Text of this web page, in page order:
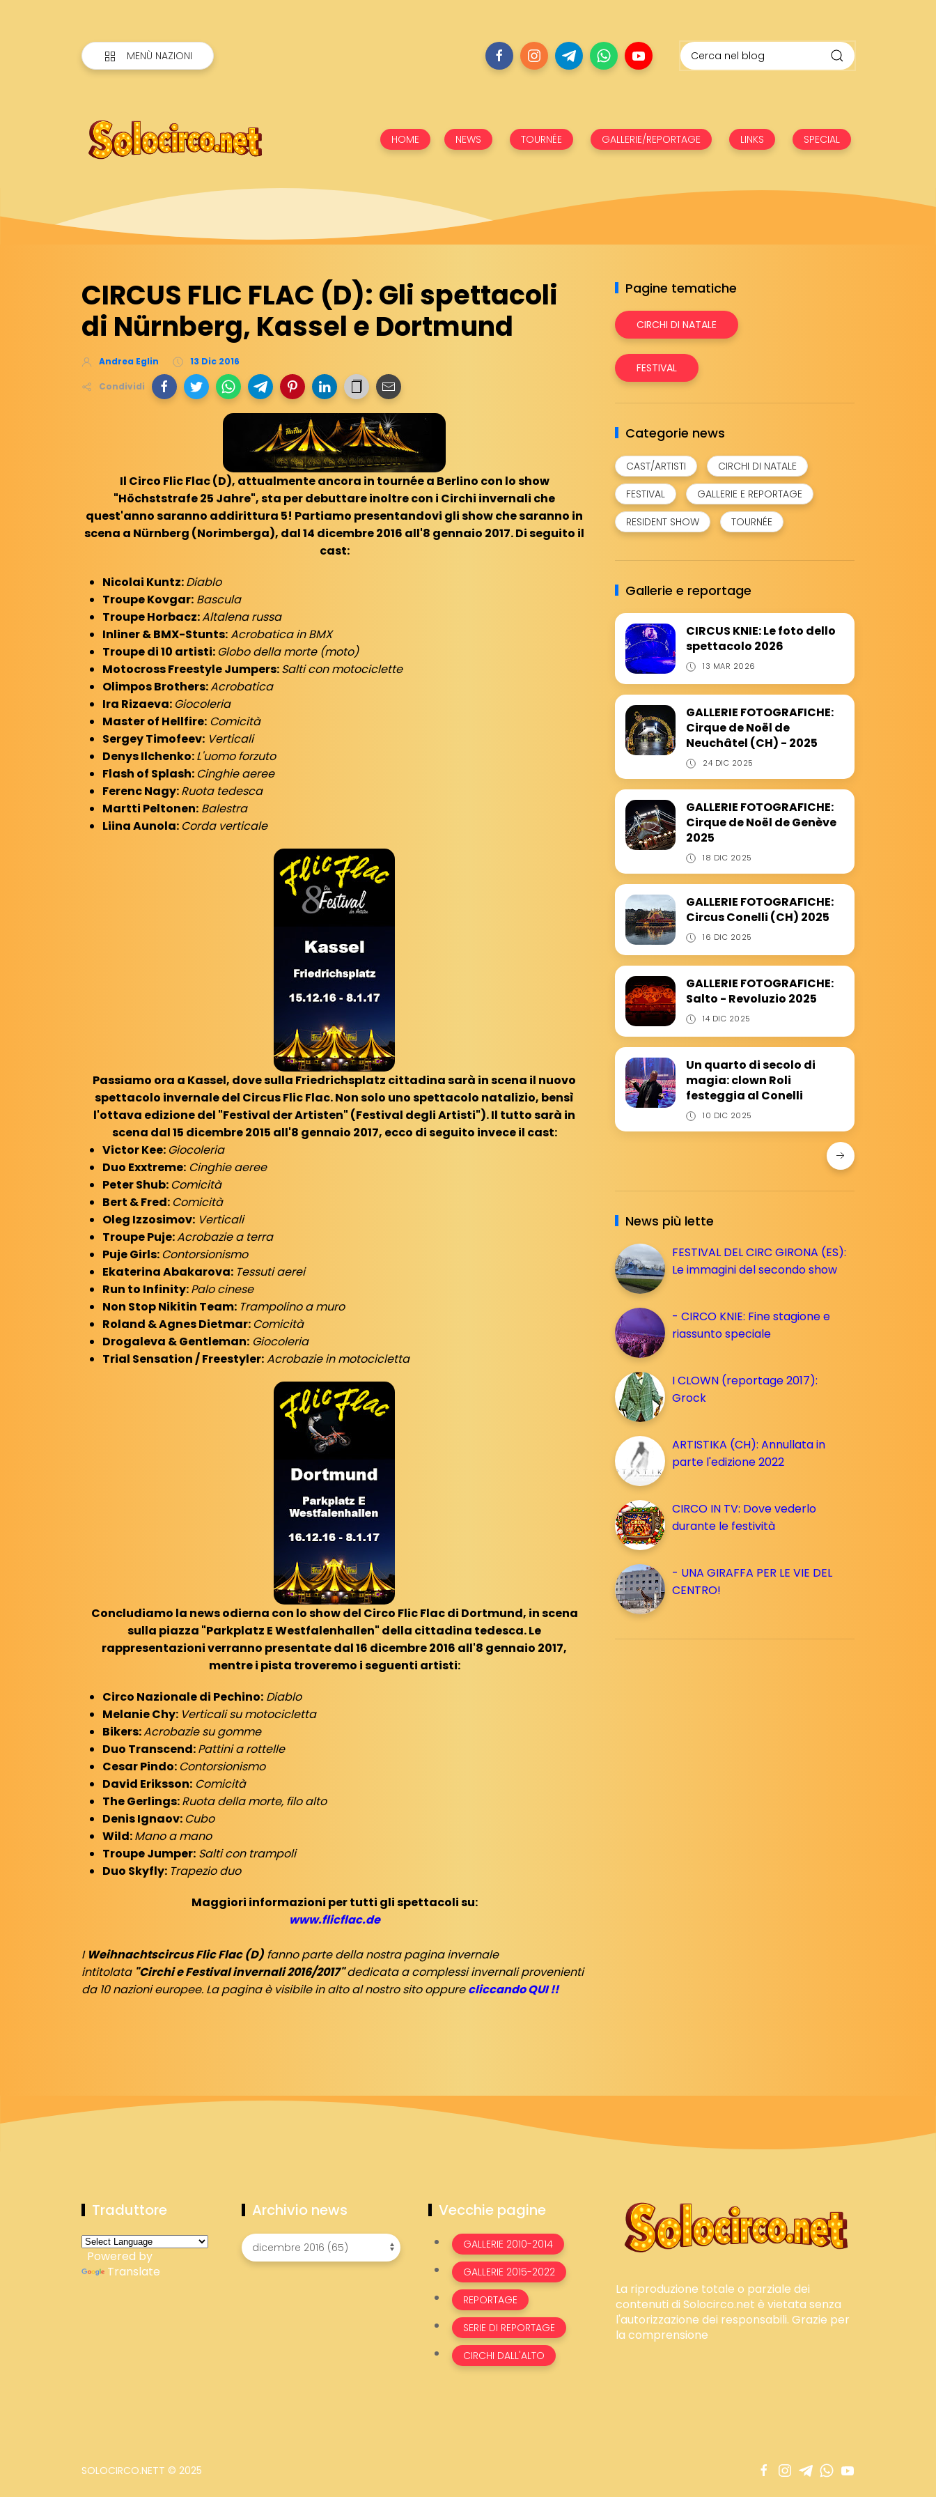
MENÙ NAZIONI
HOME NEWS TOURNÉE GALLERIE/REPORTAGE LINKS SPECIAL
CIRCUS FLIC FLAC (D): Gli spettacoli
di Nürnberg, Kassel e Dortmund
Andrea Eglin 13 Dic 2016
Condividi
Il Circo Flic Flac (D), attualmente ancora in tournée a Berlino con lo show
"Höchststrafe 25 Jahre", sta per debuttare inoltre con i Circhi invernali che
quest'anno saranno addirittura 5! Partiamo presentandovi gli show che saranno in
scena a Nürnberg (Norimberga), dal 14 dicembre 2016 all'8 gennaio 2017. Di seguito il
cast:
Nicolai Kuntz:Diablo
Troupe Kovgar: Bascula
Troupe Horbacz:Altalena russa
Inliner & BMX-Stunts:Acrobatica in BMX
Troupe di 10 artisti: Globo della morte (moto)
Motocross Freestyle Jumpers:Salti con motociclette
Olimpos Brothers:Acrobatica
Ira Rizaeva: Giocoleria
Master of Hellfire: Comicità
Sergey Timofeev: Verticali
Denys Ilchenko:L'uomo forzuto
Flash of Splash: Cinghie aeree
Ferenc Nagy:Ruota tedesca
Martti Peltonen: Balestra
Liina Aunola: Corda verticale
Passiamo ora a Kassel, dove sulla Friedrichsplatz cittadina sarà in scena il nuovo
spettacolo invernale del Circus Flic Flac. Non solo uno spettacolo natalizio, bensì
l'ottava edizione del "Festival der Artisten" (Festival degli Artisti"). Il tutto sarà in
scena dal 15 dicembre 2015 all'8 gennaio 2017, ecco di seguito invece il cast:
Victor Kee: Giocoleria
Duo Exxtreme: Cinghie aeree
Peter Shub: Comicità
Bert & Fred: Comicità
Oleg Izzosimov: Verticali
Troupe Puje:Acrobazie a terra
Puje Girls: Contorsionismo
Ekaterina Abakarova: Tessuti aerei
Run to Infinity:Palo cinese
Non Stop Nikitin Team: Trampolino a muro
Roland & Agnes Dietmar: Comicità
Drogaleva & Gentleman: Giocoleria
Trial Sensation / Freestyler:Acrobazie in motocicletta
Concludiamo la news odierna con lo show del Circo Flic Flac di Dortmund, in scena
sulla piazza "Parkplatz E Westfalenhallen" della cittadina tedesca. Le
rappresentazioni verranno presentate dal 16 dicembre 2016 all'8 gennaio 2017,
mentre i pista troveremo i seguenti artisti:
Circo Nazionale di Pechino: Diablo
Melanie Chy: Verticali su motocicletta
Bikers:Acrobazie su gomme
Duo Transcend:Pattini a rottelle
Cesar Pindo: Contorsionismo
David Eriksson: Comicità
The Gerlings:Ruota della morte, filo alto
Denis Ignaov: Cubo
Wild:Mano a mano
Troupe Jumper: Salti con trampoli
Duo Skyfly: Trapezio duo
Maggiori informazioni per tutti gli spettacoli su:
www.flicflac.de
I Weihnachtscircus Flic Flac (D) fanno parte della nostra pagina invernale
intitolata "Circhi e Festival invernali 2016/2017"dedicata a complessi invernali provenienti
da 10 nazioni europee. La pagina è visibile in alto al nostro sito oppurecliccando QUI !!
Pagine tematiche
CIRCHI DI NATALE
FESTIVAL
Categorie news
CAST/ARTISTI
CIRCHI DI NATALE
FESTIVAL
GALLERIE E REPORTAGE
RESIDENT SHOW
TOURNÉE
Gallerie e reportage
CIRCUS KNIE: Le foto dello
spettacolo 2026
13 MAR 2026
GALLERIE FOTOGRAFICHE:
Cirque de Noël de
Neuchâtel (CH) - 2025
24 DIC 2025
GALLERIE FOTOGRAFICHE:
Cirque de Noël de Genève
2025
18 DIC 2025
GALLERIE FOTOGRAFICHE:
Circus Conelli (CH) 2025
16 DIC 2025
GALLERIE FOTOGRAFICHE:
Salto - Revoluzio 2025
14 DIC 2025
Un quarto di secolo di
magia: clown Roli
festeggia al Conelli
10 DIC 2025
News più lette
FESTIVAL DEL CIRC GIRONA (ES):
Le immagini del secondo show
- CIRCO KNIE: Fine stagione e
riassunto speciale
I CLOWN (reportage 2017):
Grock
ARTISTIKA (CH): Annullata in
parte l'edizione 2022
CIRCO IN TV: Dove vederlo
durante le festività
- UNA GIRAFFA PER LE VIE DEL
CENTRO!
Traduttore
Powered by
Translate
Archivio news Vecchie pagine
GALLERIE 2010-2014
GALLERIE 2015-2022
REPORTAGE
SERIE DI REPORTAGE
CIRCHI DALL'ALTO
La riproduzione totale o parziale dei
contenuti di Solocirco.net è vietata senza
l'autorizzazione dei responsabili. Grazie per
la comprensione
SOLOCIRCO.NETT © 2025